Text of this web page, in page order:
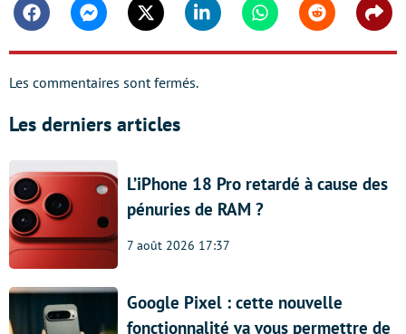
FacebookMessengerTwitter Linkedin WhatsappReddit
Les commentaires sont fermés.
Les derniers articles
L’iPhone 18 Pro retardé à cause des
pénuries de RAM ?
7 août 2026 17:37
Google Pixel : cette nouvelle
fonctionnalité va vous permettre de